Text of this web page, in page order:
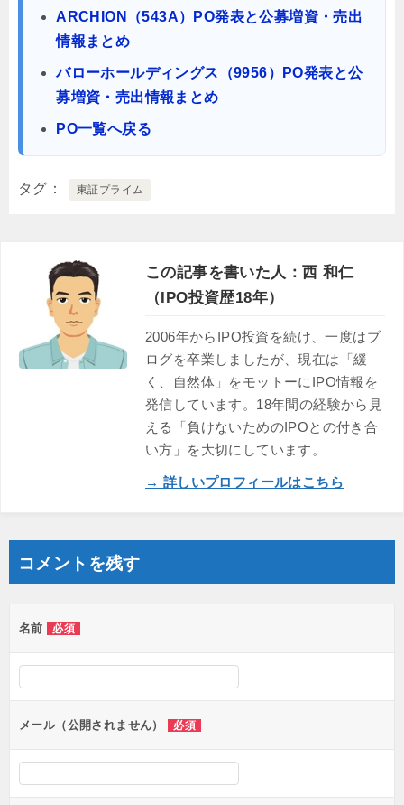
ARCHION（543A）PO発表と公募増資・売出
情報まとめ
バローホールディングス（9956）PO発表と公
募増資・売出情報まとめ
PO一覧へ戻る
タグ 東証プライム
この記事を書いた人：西 和仁
（IPO投資歴18年）
2006年からIPO投資を続け、一度はブ
ログを卒業しましたが、現在は「緩
く、自然体」をモットーにIPO情報を
発信しています。18年間の経験から見
える「負けないためのIPOとの付き合
い方」を大切にしています。
→ 詳しいプロフィールはこちら
コメントを残す
名前 必須
メール（公開されません） 必須